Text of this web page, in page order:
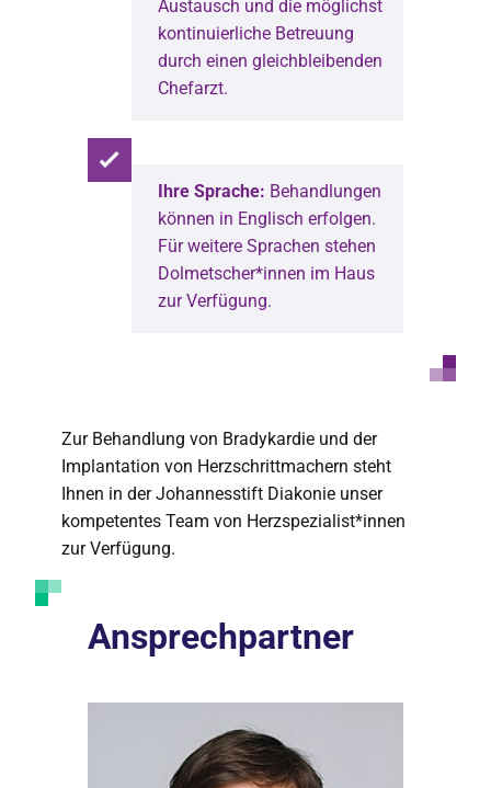
Austausch und die möglichst
kontinuierliche Betreuung
durch einen gleichbleibenden
Chefarzt.
Ihre Sprache: Behandlungen
können in Englisch erfolgen.
Für weitere Sprachen stehen
Dolmetscher*innen im Haus
zur Verfügung.
Zur Behandlung von Bradykardie und der
Implantation von Herzschrittmachern steht
Ihnen in der Johannesstift Diakonie unser
kompetentes Team von Herzspezialist*innen
zur Verfügung.
Ansprechpartner